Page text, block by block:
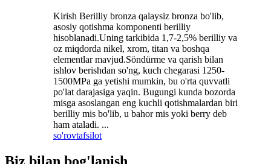
Kirish Berilliy bronza qalaysiz bronza bo'lib,
asosiy qotishma komponenti berilliy
hisoblanadi.Uning tarkibida 1,7-2,5% berilliy va
oz miqdorda nikel, xrom, titan va boshqa
elementlar mavjud.Söndürme va qarish bilan
ishlov berishdan so'ng, kuch chegarasi 1250-
1500MPa ga yetishi mumkin, bu o'rta quvvatli
po'lat darajasiga yaqin. Bugungi kunda bozorda
misga asoslangan eng kuchli qotishmalardan biri
berilliy mis bo'lib, u bahor mis yoki berry deb
ham ataladi. ...
so'rovtafsilot